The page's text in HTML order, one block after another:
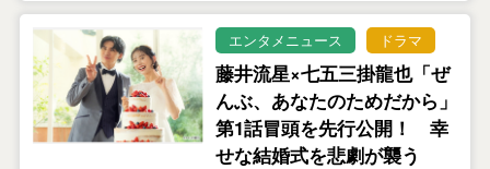
エンタメニュース ドラマ
藤井流星×七五三掛龍也「ぜ
んぶ、あなたのためだから」
第1話冒頭を先行公開！ 幸
せな結婚式を悲劇が襲う